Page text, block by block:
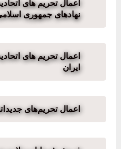
اعمال تحریم های
نهادهای جمهوری
اعمال تحریم های
ایران
اعمال تحریم‌های